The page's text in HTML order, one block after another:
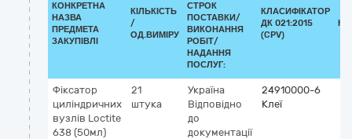
КОНКРЕТНА
НАЗВА
ПРЕДМЕТА
ЗАКУПІВЛІ
КІЛЬКІСТЬ
/
ОД.ВИМІРУ
СТРОК
ПОСТАВКИ/
ВИКОНАННЯ
РОБІТ/
НАДАННЯ
ПОСЛУГ:
КЛАСИФІКАТОР
ДК 021:2015
(CPV)
Фіксатор
циліндричних
вузлів Loctite
638 (50мл)
21
штука
Україна
Відповідно
до
документації
24910000-6
Клеї